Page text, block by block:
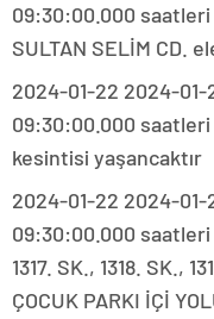
09:30:00.000 saatleri
SULTAN SELİM CD.
2024-01-22 2024-
09:30:00.000 saatleri
kesintisi yaşancaktır
2024-01-22 2024-
09:30:00.000 saatleri
1317. SK., 1318. SK.,
ÇOCUK PARKI İÇİ